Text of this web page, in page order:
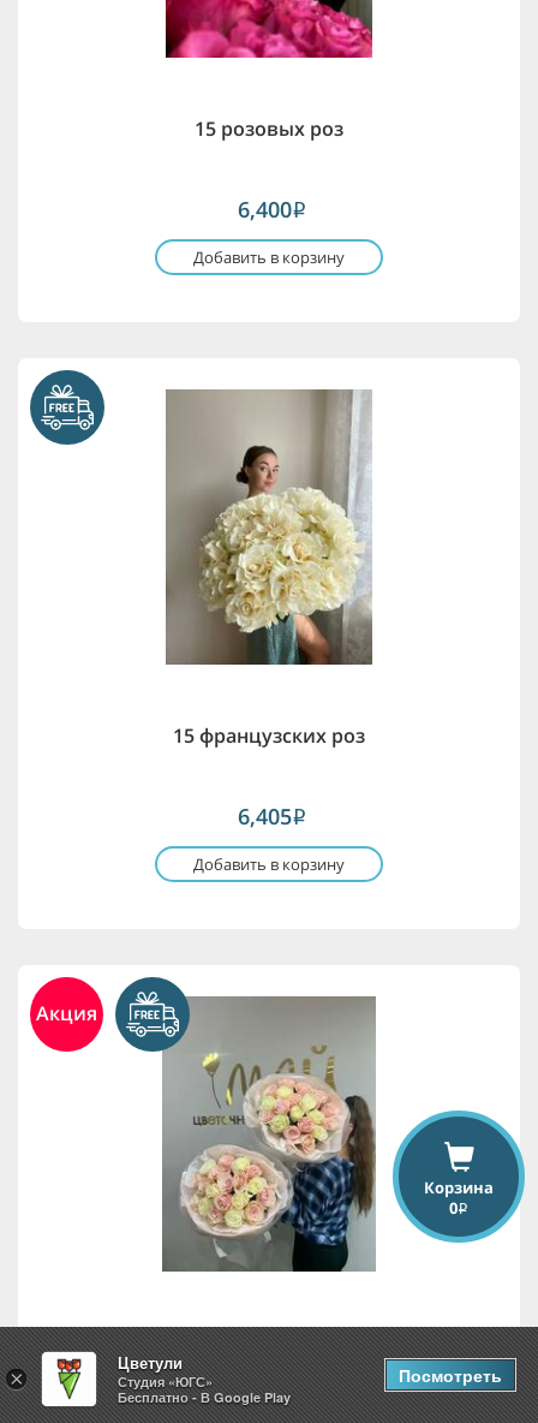
15 розовых роз
6,400i
Добавить в корзину
15 французских роз
6,405i
Добавить в корзину
Акция
19 роз
Корзина
0i
×
Цветули
Студия «ЮГС»
Бесплатно - В Google Play
Посмотреть